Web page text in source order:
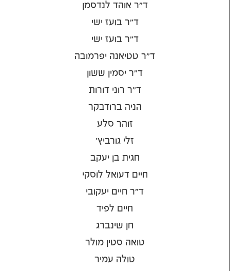
ד״ר אוהד לנדסמן
ד״ר בועז ישי
ד״ר בועז ישי
ד״ר טטיאנה יפרמובה
ד״ר יסמין ששון
ד״ר רוני דורות
הניה ברודבקר
זוהר סלע
זלי גורביץ'
חגית בן יעקב
חיים דעואל לוסקי
ד"ר חיים יעקובי
חיים לפיד
חן שינברג
טואה סטין מולר
טולה עמיר